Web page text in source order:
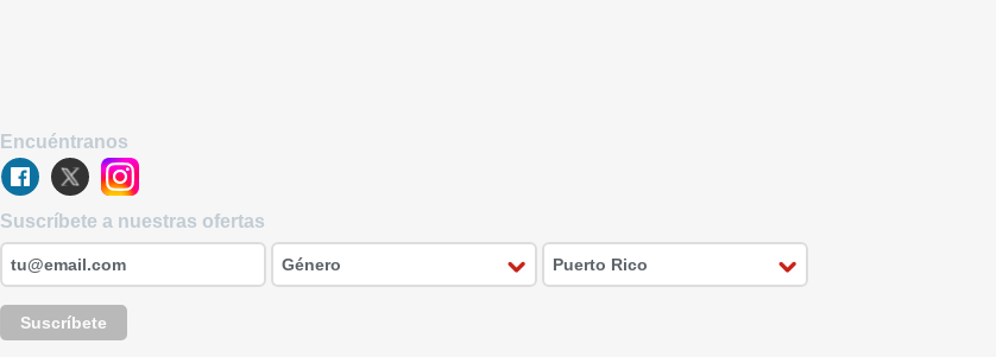
Encuéntranos
Suscríbete a nuestras ofertas
Suscríbete